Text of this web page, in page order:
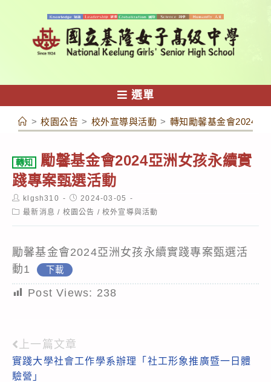
容
選單
> 校園公告 > 校外宣導與活動 > 轉知勵馨基金會2024亞
轉知
勵馨基金會2024亞洲女孩永續實
踐專案甄選活動
Post
author:
klgsh310
Post
published:
2024-03-05
Post最新消息 / 校園公告 / 校外宣導與活動
勵馨基金會2024亞洲女孩永續實踐專案甄選活
動1
下載
Post Views: 238
Read
more
上一篇文章
實踐大學社會工作學系辦理「社工形象推廣暨一日體
驗營」